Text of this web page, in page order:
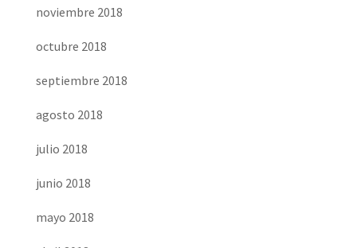
noviembre 2018
octubre 2018
septiembre 2018
agosto 2018
julio 2018
junio 2018
mayo 2018